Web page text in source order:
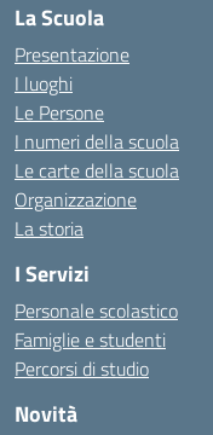
La Scuola
Presentazione
I luoghi
Le Persone
I numeri della scuola
Le carte della scuola
Organizzazione
La storia
I Servizi
Personale scolastico
Famiglie e studenti
Percorsi di studio
Novità